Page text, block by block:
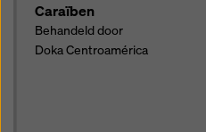
Caraïben
Behandeld door
Doka Centroamérica